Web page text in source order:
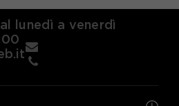
lunedì a venerdì